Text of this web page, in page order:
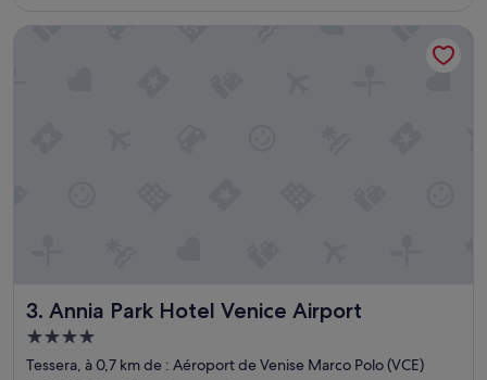
de
137 €
3. Annia Park Hotel Venice Airport
Annia Park Hotel Venice Airport
Hébergement
4.0 étoiles
Tessera, à 0,7 km de : Aéroport de Venise Marco Polo (VCE)